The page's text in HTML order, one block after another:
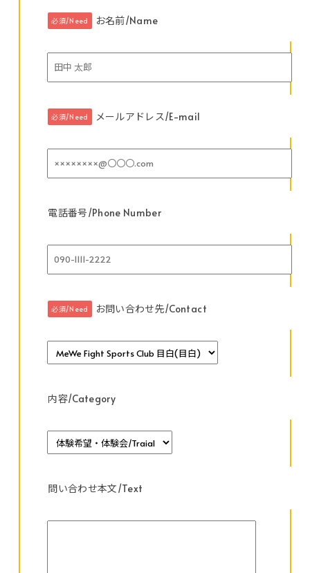
必須/Need お名前/Name
必須/Need メールアドレス/E-mail
電話番号/Phone Number
必須/Need お問い合わせ先/Contact
内容/Category
問い合わせ本文/Text